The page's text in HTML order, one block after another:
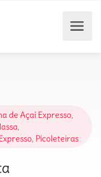
de Açaí Expresso,
,
, Picoleteiras